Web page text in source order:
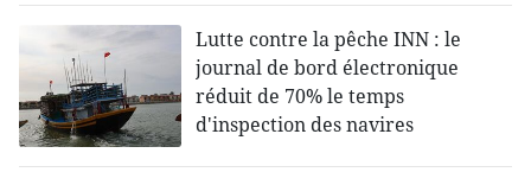
Lutte contre la pêche INN : le
journal de bord électronique
réduit de 70% le temps
d'inspection des navires